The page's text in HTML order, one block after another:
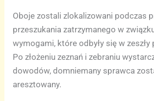
Oboje zostali zlokalizowani podczas
przeszukania zatrzymanego w
wymogami, które odbyły się w zeszły
Po złożeniu zeznań i zebraniu
dowodów, domniemany sprawca
aresztowany.